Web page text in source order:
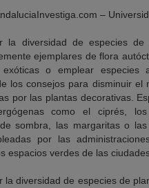
–
la diversidad de especies de
ejemplares de flora
exóticas o emplear especies
los consejos para disminuir el
por las plantas decorativas.
como el ciprés,
sombra, las margaritas o
por las
espacios verdes de las
la diversidad de especies de